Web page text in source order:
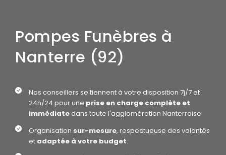
Pompes Funèbres à
Nanterre (92)
Nos conseillers se tiennent à votre disposition 7j/7 et
24h/24 pour une prise en charge complète et
immédiatedans toute l'agglomération Nanterroise
Organisation sur-mesure, respectueuse des volontés
et adaptée à votre budget.